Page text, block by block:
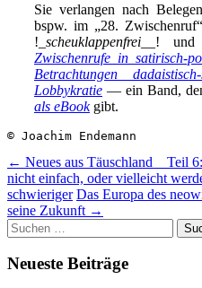
Sie verlangen nach
bspw. im „28.
!_ scheuklappenfrei __!
Zwischenrufe in satirisch-
Betrachtungen
Lobbykratie — ein Band,
als eBookgibt.
© Joachim Endemann
Beitragsnavigation
← Neues aus Täuschland _ Teil
nicht einfach, oder vielleicht
schwieriger Das Europa des
seine Zukunft →
Suchen
nach:
Neueste Beiträge